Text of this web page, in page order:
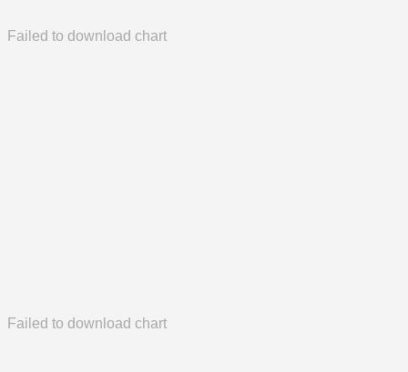
Failed to download chart
Failed to download chart